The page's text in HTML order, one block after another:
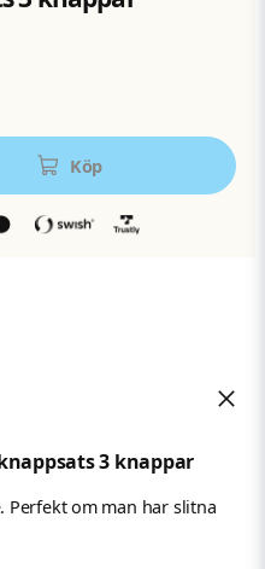
Köp
3 knappar
Perfekt om man har slitna